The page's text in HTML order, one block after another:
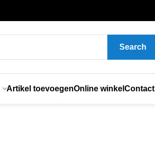
Search
Artikel toevoegenOnline winkel Contact